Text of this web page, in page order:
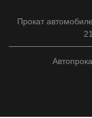
Прокат